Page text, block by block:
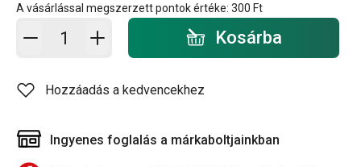
A vásárlással megszerzett pontok értéke: 300 Ft
Kosárba - mennyiség Kosárba
Hozzáadás a kedvencekhez
Ingyenes foglalás a márkaboltjainkban